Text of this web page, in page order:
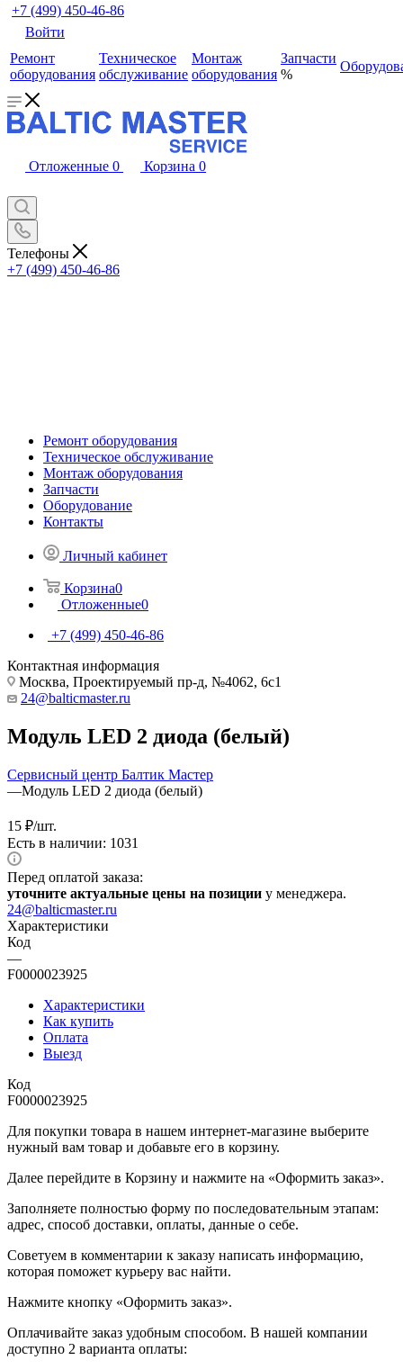
+7 (499) 450-46-86
Войти
Ремонт
оборудования
Техническое
обслуживание
Монтаж
оборудования
Запчасти
%
Отложенные 0 Корзина 0
Телефоны
+7 (499) 450-46-86
Ремонт оборудования
Техническое обслуживание
Монтаж оборудования
Запчасти
Оборудование
Контакты
Личный кабинет
Корзина0
Отложенные0
+7 (499) 450-46-86
Контактная информация
Москва, Проектируемый пр-д, №4062, 6с1
24@balticmaster.ru
Модуль LED 2 диода (белый)
Сервисный центр Балтик Мастер
—Модуль LED 2 диода (белый)
15 ₽/шт.
Есть в наличии: 1031
Перед оплатой заказа:
уточните актуальные цены на позиции у менеджера.
24@balticmaster.ru
Характеристики
Код
—
F0000023925
Характеристики
Как купить
Оплата
Выезд
Код
F0000023925
Для покупки товара в нашем интернет-магазине выберите
нужный вам товар и добавьте его в корзину.
Далее перейдите в Корзину и нажмите на «Оформить заказ».
​​​​​​​Заполняете полностью форму по последовательным этапам:
адрес, способ доставки, оплаты, данные о себе.
​​​​​​​Советуем в комментарии к заказу написать информацию,
которая поможет курьеру вас найти.
​​​​​​​Нажмите кнопку «Оформить заказ».
Оплачивайте заказ удобным способом. В нашей компании
доступно 2 варианта оплаты: